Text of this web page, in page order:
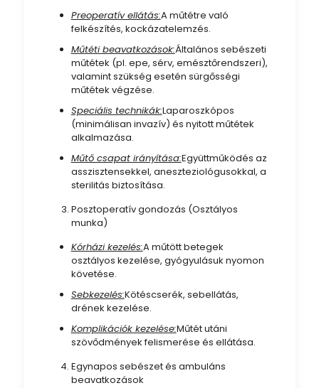
Preoperatív ellátás:A műtétre való
felkészítés, kockázatelemzés.
Műtéti beavatkozások:Általános sebészeti
műtétek (pl. epe, sérv, emésztőrendszeri),
valamint szükség esetén sürgősségi
műtétek végzése.
Speciális technikák:Laparoszkópos
(minimálisan invazív) és nyitott műtétek
alkalmazása.
Műtő csapat irányítása:Együttműködés az
asszisztensekkel, aneszteziológusokkal, a
sterilitás biztosítása.
Posztoperatív gondozás (Osztályos
munka)
Kórházi kezelés:A műtött betegek
osztályos kezelése, gyógyulásuk nyomon
követése.
Sebkezelés:Kötéscserék, sebellátás,
drének kezelése.
Komplikációk kezelése:Műtét utáni
szövődmények felismerése és ellátása.
Egynapos sebészet és ambuláns
beavatkozások